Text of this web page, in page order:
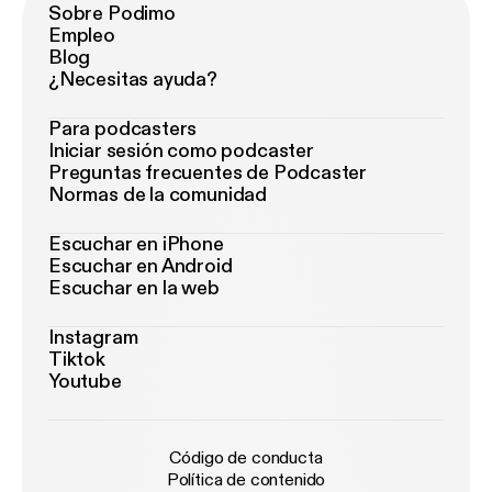
Sobre Podimo
Empleo
Blog
¿Necesitas ayuda?
Para podcasters
Iniciar sesión como podcaster
Preguntas frecuentes de Podcaster
Normas de la comunidad
Escuchar en iPhone
Escuchar en Android
Escuchar en la web
Instagram
Tiktok
Youtube
Código de conducta
Política de contenido